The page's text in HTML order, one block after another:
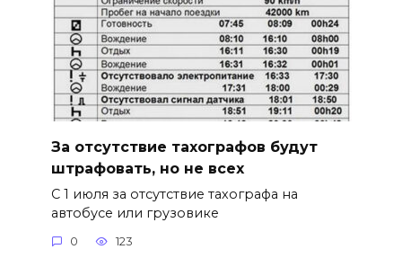
За отсутствие тахографов будут
штрафовать, но не всех
С 1 июля за отсутствие тахографа на
автобусе или грузовике
0 123